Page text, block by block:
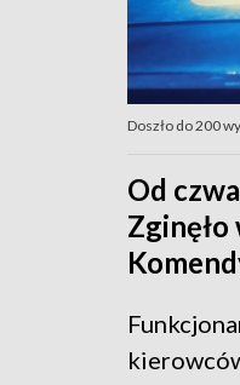
Doszło do 200
Od